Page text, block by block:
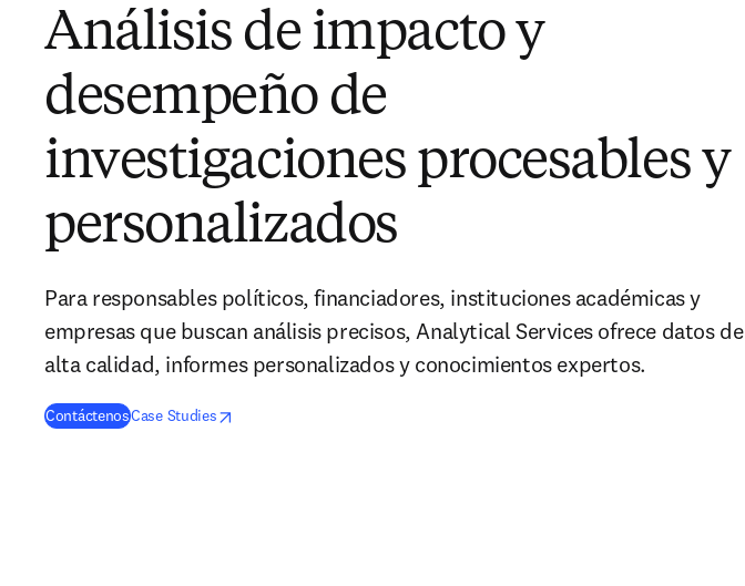
Análisis de impacto y
desempeño de
investigaciones procesables y
personalizados
Para responsables políticos, financiadores, instituciones académicas y
empresas que buscan análisis precisos, Analytical Services ofrece datos de
alta calidad, informes personalizados y conocimientos expertos.
ContáctenosCase Studiesse abre en una nueva pestaña/ventana
opens in new tab/window